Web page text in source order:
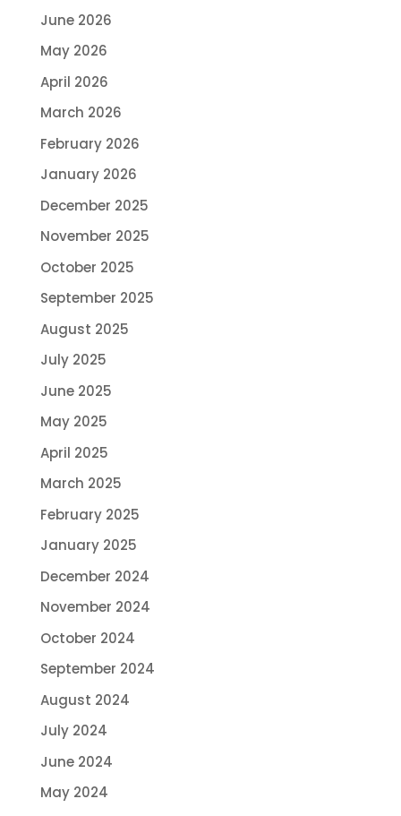
June 2026
May 2026
April 2026
March 2026
February 2026
January 2026
December 2025
November 2025
October 2025
September 2025
August 2025
July 2025
June 2025
May 2025
April 2025
March 2025
February 2025
January 2025
December 2024
November 2024
October 2024
September 2024
August 2024
July 2024
June 2024
May 2024